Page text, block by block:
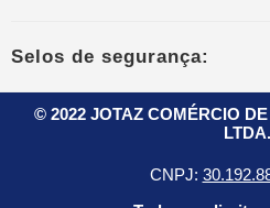
Selos de segurança:
© 2022 JOTAZ COMÉRCIO
LTDA.
CNPJ: